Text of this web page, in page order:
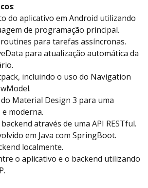
:
do aplicativo em Android utilizando
de programação principal.
para tarefas assíncronas.
para atualização automática da
incluindo o uso do Navigation
Material Design 3 para uma
moderna.
através de uma API RESTful.
em Java com SpringBoot.
localmente.
o aplicativo e o backend utilizando